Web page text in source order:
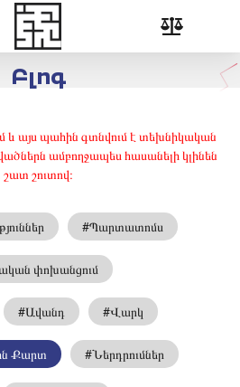
Բլոգ
և այս պահին գտնվում է տեխնիկական
ամբողջապես հասանելի կլինեն
շատ շուտով։
#Պարտատոմս
փոխանցում
#Ավանդ #Վարկ
Քարտ #Ներդրումներ